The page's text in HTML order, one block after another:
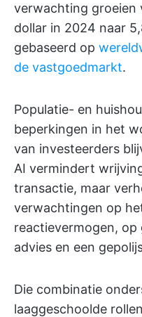
verwachting groeien
dollar in 2024 naar
gebaseerd op
de vastgoedmarkt.
Populatie- en
beperkingen in het
van investeerders
AI vermindert
transactie, maar
verwachtingen op
reactievermogen, op
advies en een
Die combinatie
laaggeschoolde